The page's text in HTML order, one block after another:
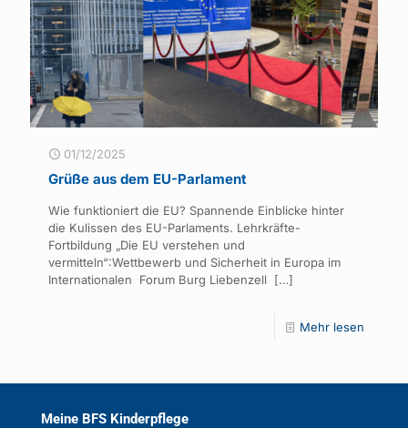
01/12/2025
Grüße aus dem EU-Parlament
Wie funktioniert die EU? Spannende Einblicke hinter
die Kulissen des EU-Parlaments. Lehrkräfte-
Fortbildung „Die EU verstehen und
vermitteln“:Wettbewerb und Sicherheit in Europa im
Internationalen Forum Burg Liebenzell
[…]
Mehr lesen
Meine BFS Kinderpflege